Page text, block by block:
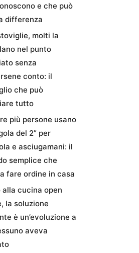
e che può
differenza
molti la
nel punto
senza
conto: il
che può
tutto
più persone usano
del 2” per
e asciugamani: il
semplice che
fare ordine in casa
alla cucina open
la soluzione
è un’evoluzione a
aveva